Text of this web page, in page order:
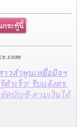
วลำพูนเหยื่อมิจฯ
วเร็ว! รีบแจ้งตร.
ยัดบัญชี-ตามเงินได้